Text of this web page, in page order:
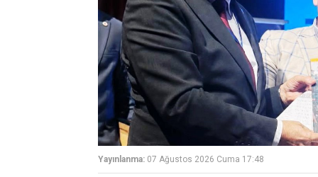
Yayınlanma: 07 Ağustos 2026 Cuma 17:48